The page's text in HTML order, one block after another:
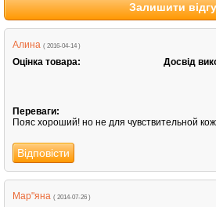
Залишити
Алина ( 2016-04-14 )
Оцінка товара: Досвід
Переваги:
Пояс хороший! но не для чувствительной
Відповісти
Мар"яна ( 2014-07-26 )